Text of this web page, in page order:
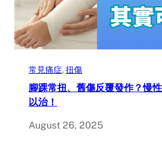
常見痛症, 扭傷
腳踝常扭、舊傷反覆發作？慢
以治！
August 26, 2025